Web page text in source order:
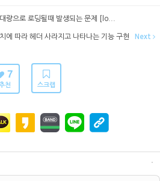
량으로 로딩될때 발생되는 문제 [lo...
에 따라 헤더 사라지고 나타나는 기능 구현 Next
7
천 스크랩